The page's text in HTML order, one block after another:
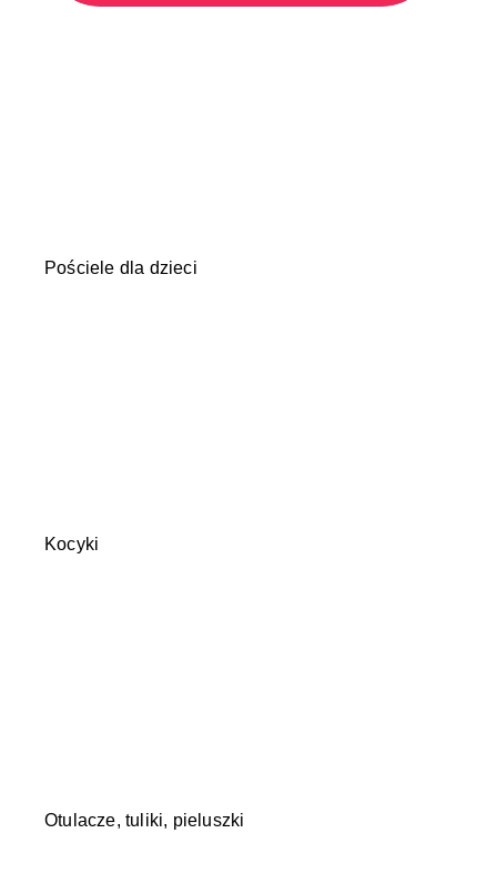
Pościele dla dzieci
Kocyki
Otulacze, tuliki, pieluszki